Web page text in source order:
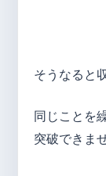
そうなると
同じことを
突破できま